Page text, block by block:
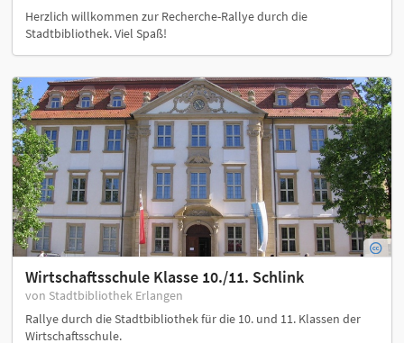
Herzlich willkommen zur Recherche-Rallye durch die
Stadtbibliothek. Viel Spaß!
Wirtschaftsschule Klasse 10./11. Schlink
von Stadtbibliothek Erlangen
Rallye durch die Stadtbibliothek für die 10. und 11. Klassen der
Wirtschaftsschule.